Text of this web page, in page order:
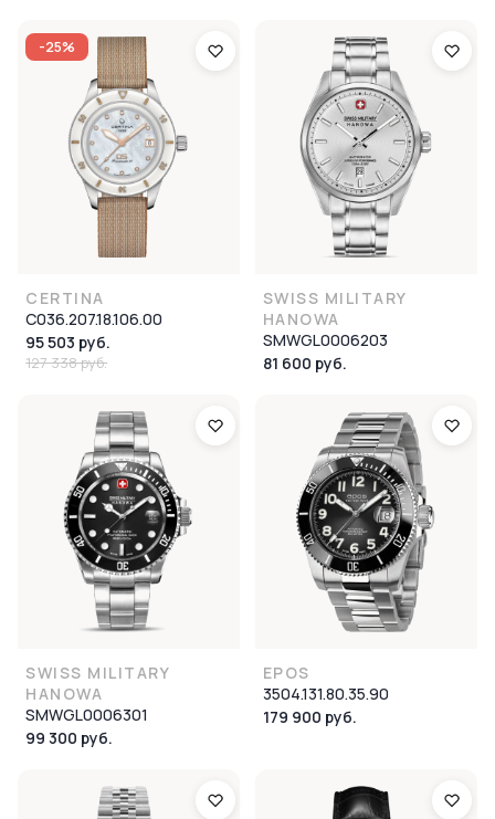
-25%
CERTINA
C036.207.18.106.00
95 503 руб.
127 338 руб.
SWISS MILITARY
HANOWA
SMWGL0006203
81 600 руб.
SWISS MILITARY
HANOWA
SMWGL0006301
99 300 руб.
EPOS
3504.131.80.35.90
179 900 руб.